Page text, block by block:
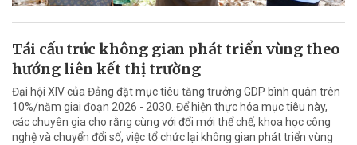
Tái cấu trúc không gian phát triển vùng theo
hướng liên kết thị trường
Đại hội XIV của Đảng đặt mục tiêu tăng trưởng GDP bình quân trên
10%/năm giai đoạn 2026 - 2030. Để hiện thực hóa mục tiêu này,
các chuyên gia cho rằng cùng với đổi mới thể chế, khoa học công
nghệ và chuyển đổi số, việc tổ chức lại không gian phát triển vùng